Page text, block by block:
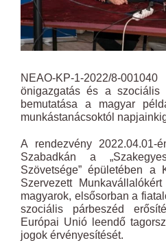
NEAO-KP-1-2022/8-
önigazgatás és a szociális
bemutatása a magyar
munkástanácsoktól
A rendezvény 2022.04.01-
Szabadkán a
Szövetsége” épületében a
Szervezett
magyarok, elsősorban a
szociális párbeszéd
Európai Unió leendő
jogok érvényesítését.